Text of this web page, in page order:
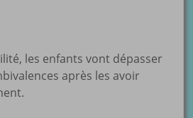
les enfants vont dépasser
après les avoir